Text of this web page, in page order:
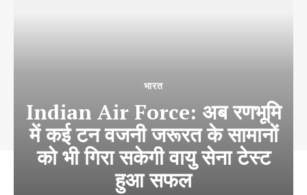
भारत
Indian Air Force: अब रणभूमि
में कई टन वजनी जरूरत के सामानों
को भी गिरा सकेगी वायु सेना टेस्ट
हुआ सफल